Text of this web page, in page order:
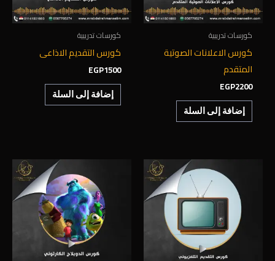
كورسات تدريبية
كورس الاعلانات الصوتية
المتقدم
EGP2200
إضافة إلى السلة
كورسات تدريبية
كورس التقديم الاذاعى
EGP1500
إضافة إلى السلة